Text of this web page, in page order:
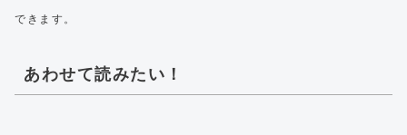
できます。
あわせて読みたい！